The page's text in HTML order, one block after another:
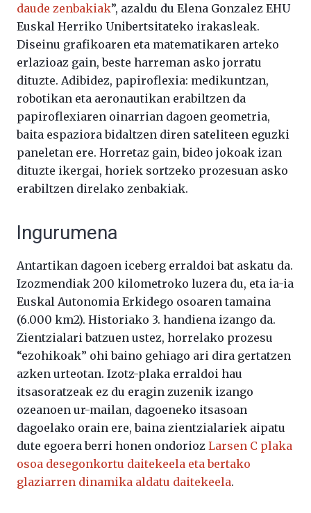
daude zenbakiak”, azaldu du Elena Gonzalez EHU
Euskal Herriko Unibertsitateko irakasleak.
Diseinu grafikoaren eta matematikaren arteko
erlazioaz gain, beste harreman asko jorratu
dituzte. Adibidez, papiroflexia: medikuntzan,
robotikan eta aeronautikan erabiltzen da
papiroflexiaren oinarrian dagoen geometria,
baita espaziora bidaltzen diren sateliteen eguzki
paneletan ere. Horretaz gain, bideo jokoak izan
dituzte ikergai, horiek sortzeko prozesuan asko
erabiltzen direlako zenbakiak.
Ingurumena
Antartikan dagoen iceberg erraldoi bat askatu da.
Izozmendiak 200 kilometroko luzera du, eta ia-ia
Euskal Autonomia Erkidego osoaren tamaina
(6.000 km2). Historiako 3. handiena izango da.
Zientzialari batzuen ustez, horrelako prozesu
“ezohikoak” ohi baino gehiago ari dira gertatzen
azken urteotan. Izotz-plaka erraldoi hau
itsasoratzeak ez du eragin zuzenik izango
ozeanoen ur-mailan, dagoeneko itsasoan
dagoelako orain ere, baina zientzialariek aipatu
dute egoera berri honen ondorioz Larsen C plaka
osoa desegonkortu daitekeela eta bertako
glaziarren dinamika aldatu daitekeela.